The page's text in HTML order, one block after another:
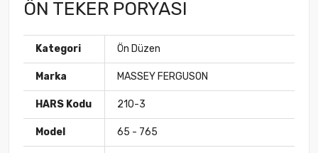
ÖN TEKER PORYASI
Kategori Ön Düzen
Marka MASSEY FERGUSON
HARS Kodu 210-3
Model 65 - 765